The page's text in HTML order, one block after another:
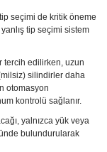
seçimi de kritik öneme
tip seçimi sistem
tercih edilirken, uzun
silindirler daha
otomasyon
kontrolü sağlanır.
yalnızca yük veya
bulundurularak